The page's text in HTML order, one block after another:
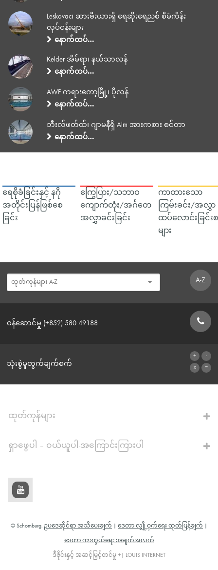
Leskovac၊ ဆားဗီးယားရှိ ရေဆိုးရေညစ် စီမံကိန်း
လုပ်ငန်းများ
နောက်ထပ်…
Kelder အိမ်ရာ၊ နယ်သာလန်
နောက်ထပ်…
AWF ကရားကော့မြို့၊ ပိုလန်
နောက်ထပ်…
ဘီးလ်ဖတ်ထ်၊ ဂျာမနီရှိ Alm အားကစား စင်တာ
နောက်ထပ်…
ရေစိုခံခြင်းနှင့် နဂို
အတိုင်းပြန်ဖြစ်စေ
ခြင်း
ကြွေပြား/သဘာဝ
ကျောက်တုံး/အင်္ဂတေ
အလွှာခင်းခြင်း
ကာထားသော
ကြမ်းခင်း/အလွှာ
ထပ်လောင်းခြင်း
များ
A-Z
ဝန်ဆောင်မှု (+852) 580 49188
သုံးစွဲမှုတွက်ချက်စက်
ထုတ်ကုန်များ
ရှာဖွေပါ – ဝယ်ယူပါ-အကြောင်းကြားပါ
© Schomburg. ဥပဒေဆိုင်ရာ အသိပေးချက် ဒေတာ လျှို့ဝှက်ရေး ထုတ်ပြန်ချက်
ဒေတာ ကာကွယ်ရေး အချက်အလက်
ဒီဇိုင်းနှင့် အဆင့်မြှင့်တင်မှု +| LOUIS INTERNET